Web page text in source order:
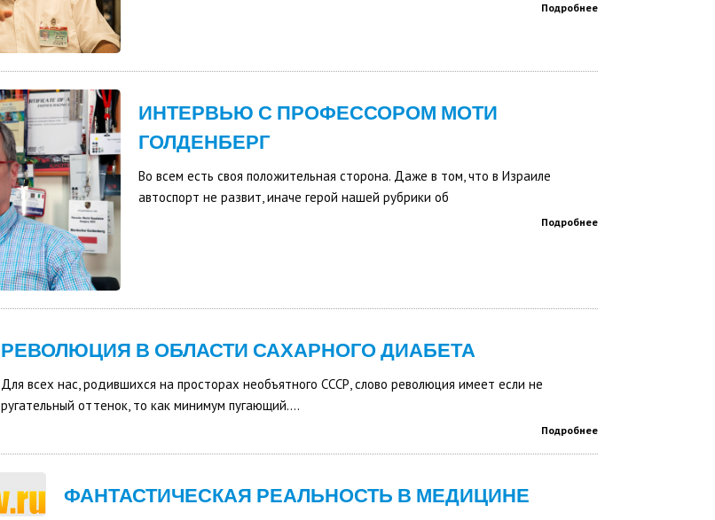
Подробнее
ИНТЕРВЬЮ С ПРОФЕССОРОМ МОТИ
ГОЛДЕНБЕРГ
Во всем есть своя положительная сторона. Даже в том, что в Израиле
автоспорт не развит, иначе герой нашей рубрики об
Подробнее
РЕВОЛЮЦИЯ В ОБЛАСТИ САХАРНОГО ДИАБЕТА
Для всех нас, родившихся на просторах необъятного СССР, слово революция имеет если не
ругательный оттенок, то как минимум пугающий....
Подробнее
ФАНТАСТИЧЕСКАЯ РЕАЛЬНОСТЬ В МЕДИЦИНЕ